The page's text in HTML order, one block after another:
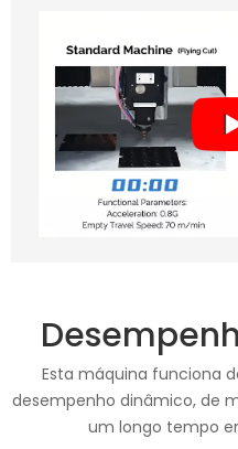
Esta máquina funciona
desempenho dinâmico, de
um longo tempo